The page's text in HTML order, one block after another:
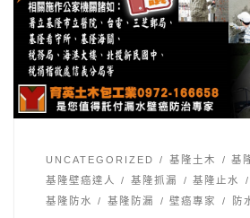
UNCATEGORIZED 基隆土木
基
基隆壁癌達人
基隆抓漏 基隆止水
基隆防水
基隆防漏 壁癌專家 防